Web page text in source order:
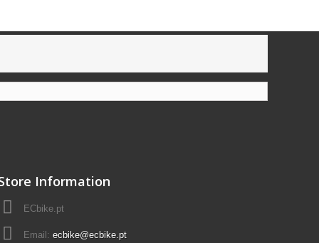
Information
ECbike.pt
Email: ecbike@ecbike.pt